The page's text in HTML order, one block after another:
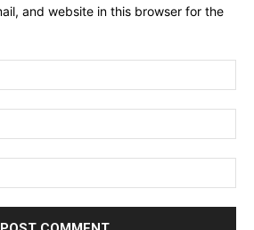
and website in this browser for the